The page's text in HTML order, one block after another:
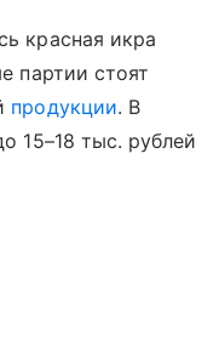
красная икра
партии стоят
продукции. В
15–18 тыс. рублей